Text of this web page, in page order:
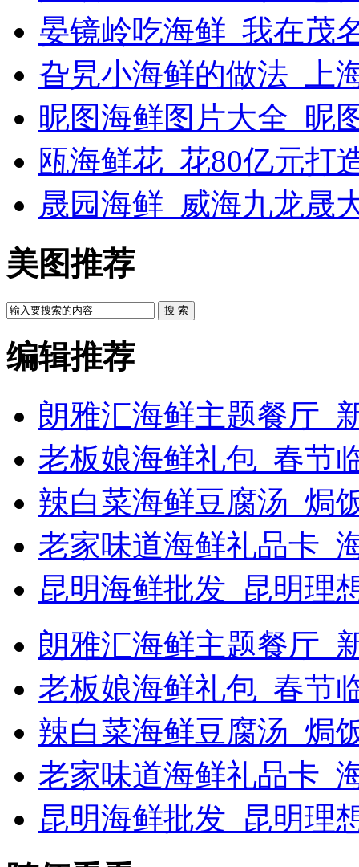
晏镜岭吃海鲜_我在茂
旮旯小海鲜的做法_上
昵图海鲜图片大全_昵
瓯海鲜花_花80亿元打
晟园海鲜_威海九龙晟
美图推荐
搜 索
编辑推荐
朗雅汇海鲜主题餐厅_
老板娘海鲜礼包_春节
辣白菜海鲜豆腐汤_焗
老家味道海鲜礼品卡_
昆明海鲜批发_昆明理
朗雅汇海鲜主题餐厅_
老板娘海鲜礼包_春节
辣白菜海鲜豆腐汤_焗
老家味道海鲜礼品卡_
昆明海鲜批发_昆明理